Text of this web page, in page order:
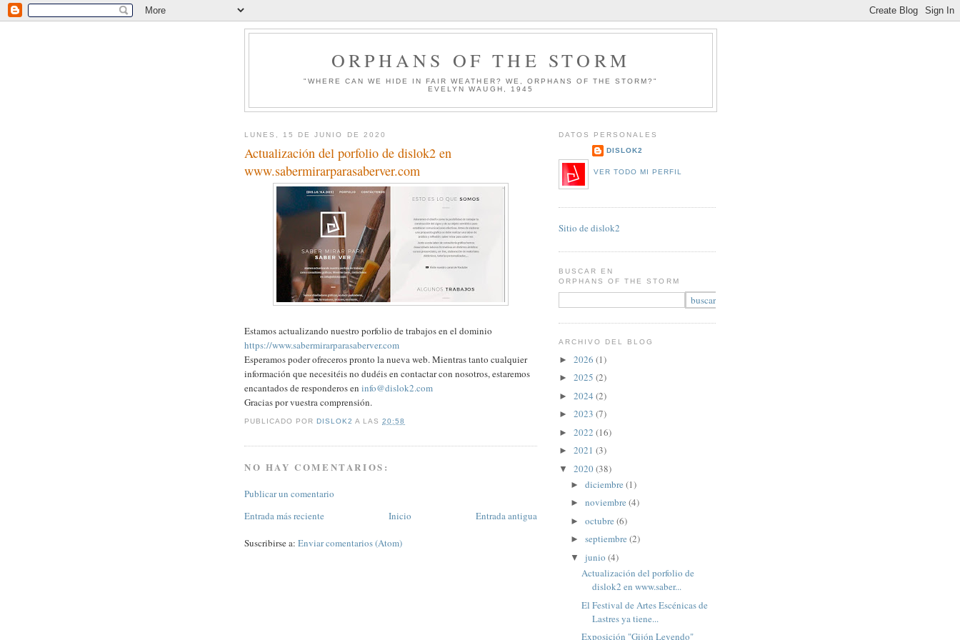
ORPHANS OF THE STORM
"WHERE CAN WE HIDE IN FAIR WEATHER? WE, ORPHANS OF THE STORM?"
EVELYN WAUGH, 1945
LUNES, 15 DE JUNIO DE 2020
Actualización del porfolio de dislok2 en
www.sabermirarparasaberver.com
Estamos actualizando nuestro porfolio de trabajos en el dominio
https://www.sabermirarparasaberver.com
Esperamos poder ofreceros pronto la nueva web. Mientras tanto cualquier
información que necesitéis no dudéis en contactar con nosotros, estaremos
encantados de responderos en info@dislok2.com
Gracias por vuestra comprensión.
PUBLICADO PORDISLOK2A LAS20:58
NO HAY COMENTARIOS:
Publicar un comentario
Entrada más reciente
Entrada antigua
Inicio
Suscribirse a: Enviar comentarios (Atom)
DATOS PERSONALES
DISLOK2
VER TODO MI PERFIL
Sitio de dislok2
BUSCAR EN
ORPHANS OF THE STORM
ARCHIVO DEL BLOG
► 2026 (1)
► 2025 (2)
► 2024 (2)
► 2023 (7)
► 2022 (16)
► 2021 (3)
▼ 2020(38)
► diciembre (1)
► noviembre (4)
► octubre (6)
► septiembre (2)
▼ junio (4)
Actualización del porfolio de
dislok2 en www.saber...
El Festival de Artes Escénicas de
Lastres ya tiene...
Exposición "Gijón Leyendo"